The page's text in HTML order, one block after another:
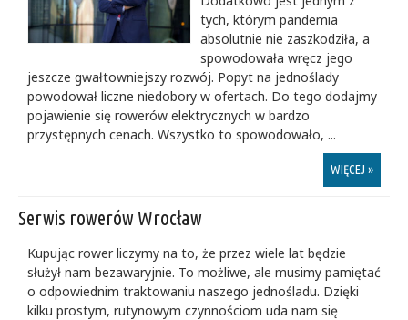
tych, którym pandemia
absolutnie nie zaszkodziła, a
spowodowała wręcz jego
jeszcze gwałtowniejszy rozwój. Popyt na jednoślady
powodował liczne niedobory w ofertach. Do tego dodajmy
pojawienie się rowerów elektrycznych w bardzo
przystępnych cenach. Wszystko to spowodowało, ...
WIĘCEJ »
Serwis rowerów Wrocław
Kupując rower liczymy na to, że przez wiele lat będzie
służył nam bezawaryjnie. To możliwe, ale musimy pamiętać
o odpowiednim traktowaniu naszego jednośladu. Dzięki
kilku prostym, rutynowym czynnościom uda nam się